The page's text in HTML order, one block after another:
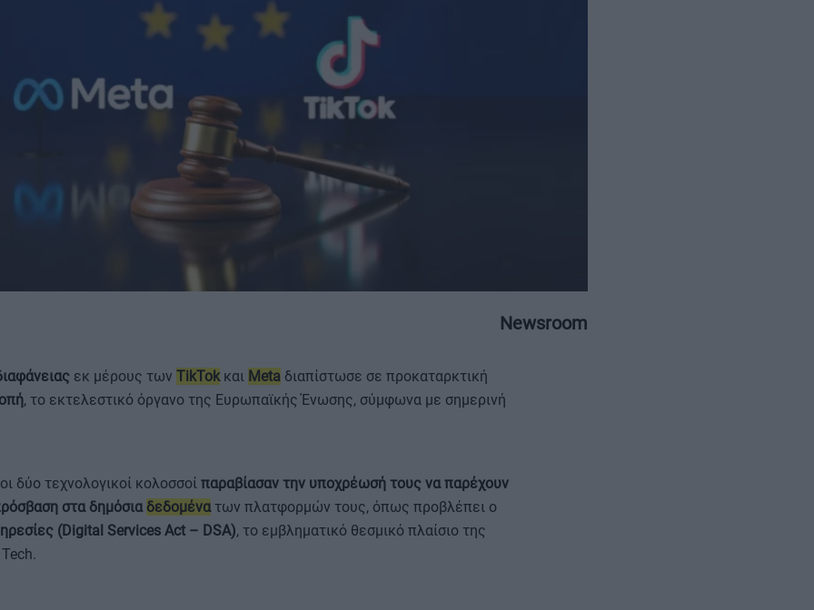
Newsroom
εκ μέρους των TikTokκαι Metaδιαπίστωσε σε προκαταρκτική
, το εκτελεστικό όργανο της Ευρωπαϊκής Ένωσης, σύμφωνα με σημερινή
δύο τεχνολογικοί κολοσσοί παραβίασαν την υποχρέωσή τους να παρέχουν
στα δημόσια δεδομένατων πλατφορμών τους, όπως προβλέπει ο
(Digital Services Act – DSA), το εμβληματικό θεσμικό πλαίσιο της